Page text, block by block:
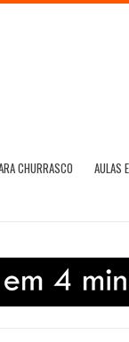
CHURRASCO AULAS